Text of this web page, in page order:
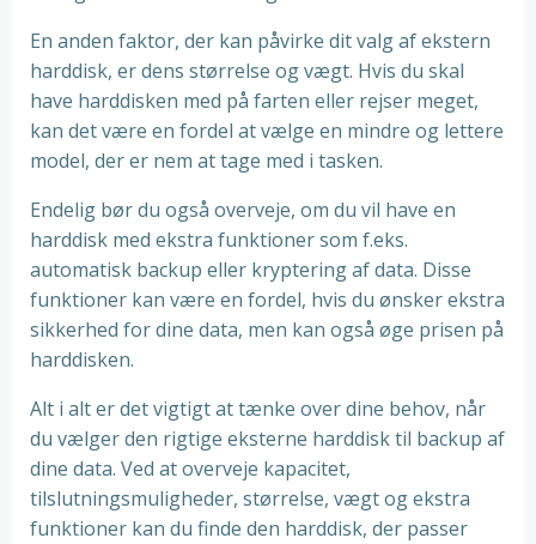
En anden faktor, der kan påvirke dit valg af ekstern
harddisk, er dens størrelse og vægt. Hvis du skal
have harddisken med på farten eller rejser meget,
kan det være en fordel at vælge en mindre og lettere
model, der er nem at tage med i tasken.
Endelig bør du også overveje, om du vil have en
harddisk med ekstra funktioner som f.eks.
automatisk backup eller kryptering af data. Disse
funktioner kan være en fordel, hvis du ønsker ekstra
sikkerhed for dine data, men kan også øge prisen på
harddisken.
Alt i alt er det vigtigt at tænke over dine behov, når
du vælger den rigtige eksterne harddisk til backup af
dine data. Ved at overveje kapacitet,
tilslutningsmuligheder, størrelse, vægt og ekstra
funktioner kan du finde den harddisk, der passer